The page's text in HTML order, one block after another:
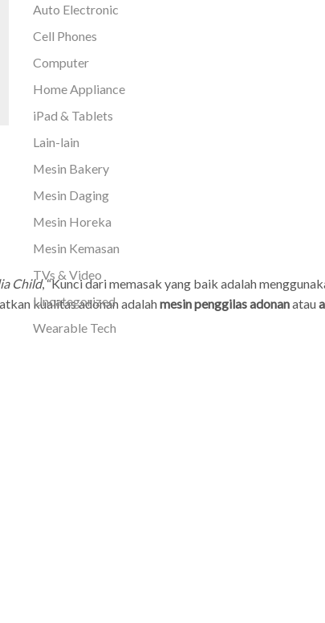
Child, “Kunci dari memasak yang baik adalah
kualitas adonan adalahmesin penggilas adonanatau
Auto Electronic
Cell Phones
Computer
Home Appliance
iPad & Tablets
Lain-lain
Mesin Bakery
Mesin Daging
Mesin Horeka
Mesin Kemasan
TVs & Video
Uncategorized
Wearable Tech